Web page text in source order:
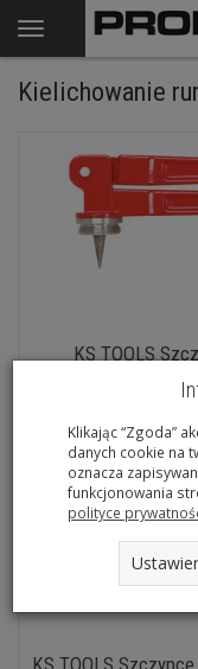
Kielichowanie rur
KS TOOLS
KS TOOLS
Klikając “Zgoda”
danych cookie na
oznacza
funkcjonowania
polityce